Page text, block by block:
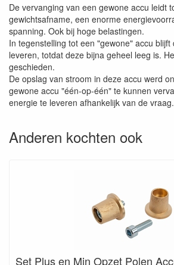
De vervanging van een gewone accu leidt
gewichtsafname, een enorme
spanning. Ook bij hoge belastingen.
In tegenstelling tot een "gewone" accu blijft
leveren, totdat deze bijna geheel leeg is.
geschieden.
De opslag van stroom in deze accu werd
gewone accu "één-op-één" te kunnen
energie te leveren afhankelijk van de vraag.
Anderen kochten ook
Set Plus en Min Opzet Polen